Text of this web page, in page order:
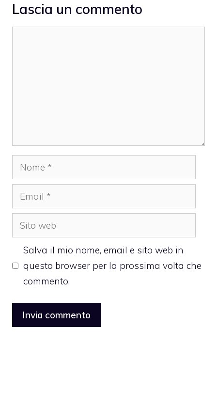
Lascia un commento
Nome
Email
Sito
web
Salva il mio nome, email e sito web in
questo browser per la prossima volta che
commento.